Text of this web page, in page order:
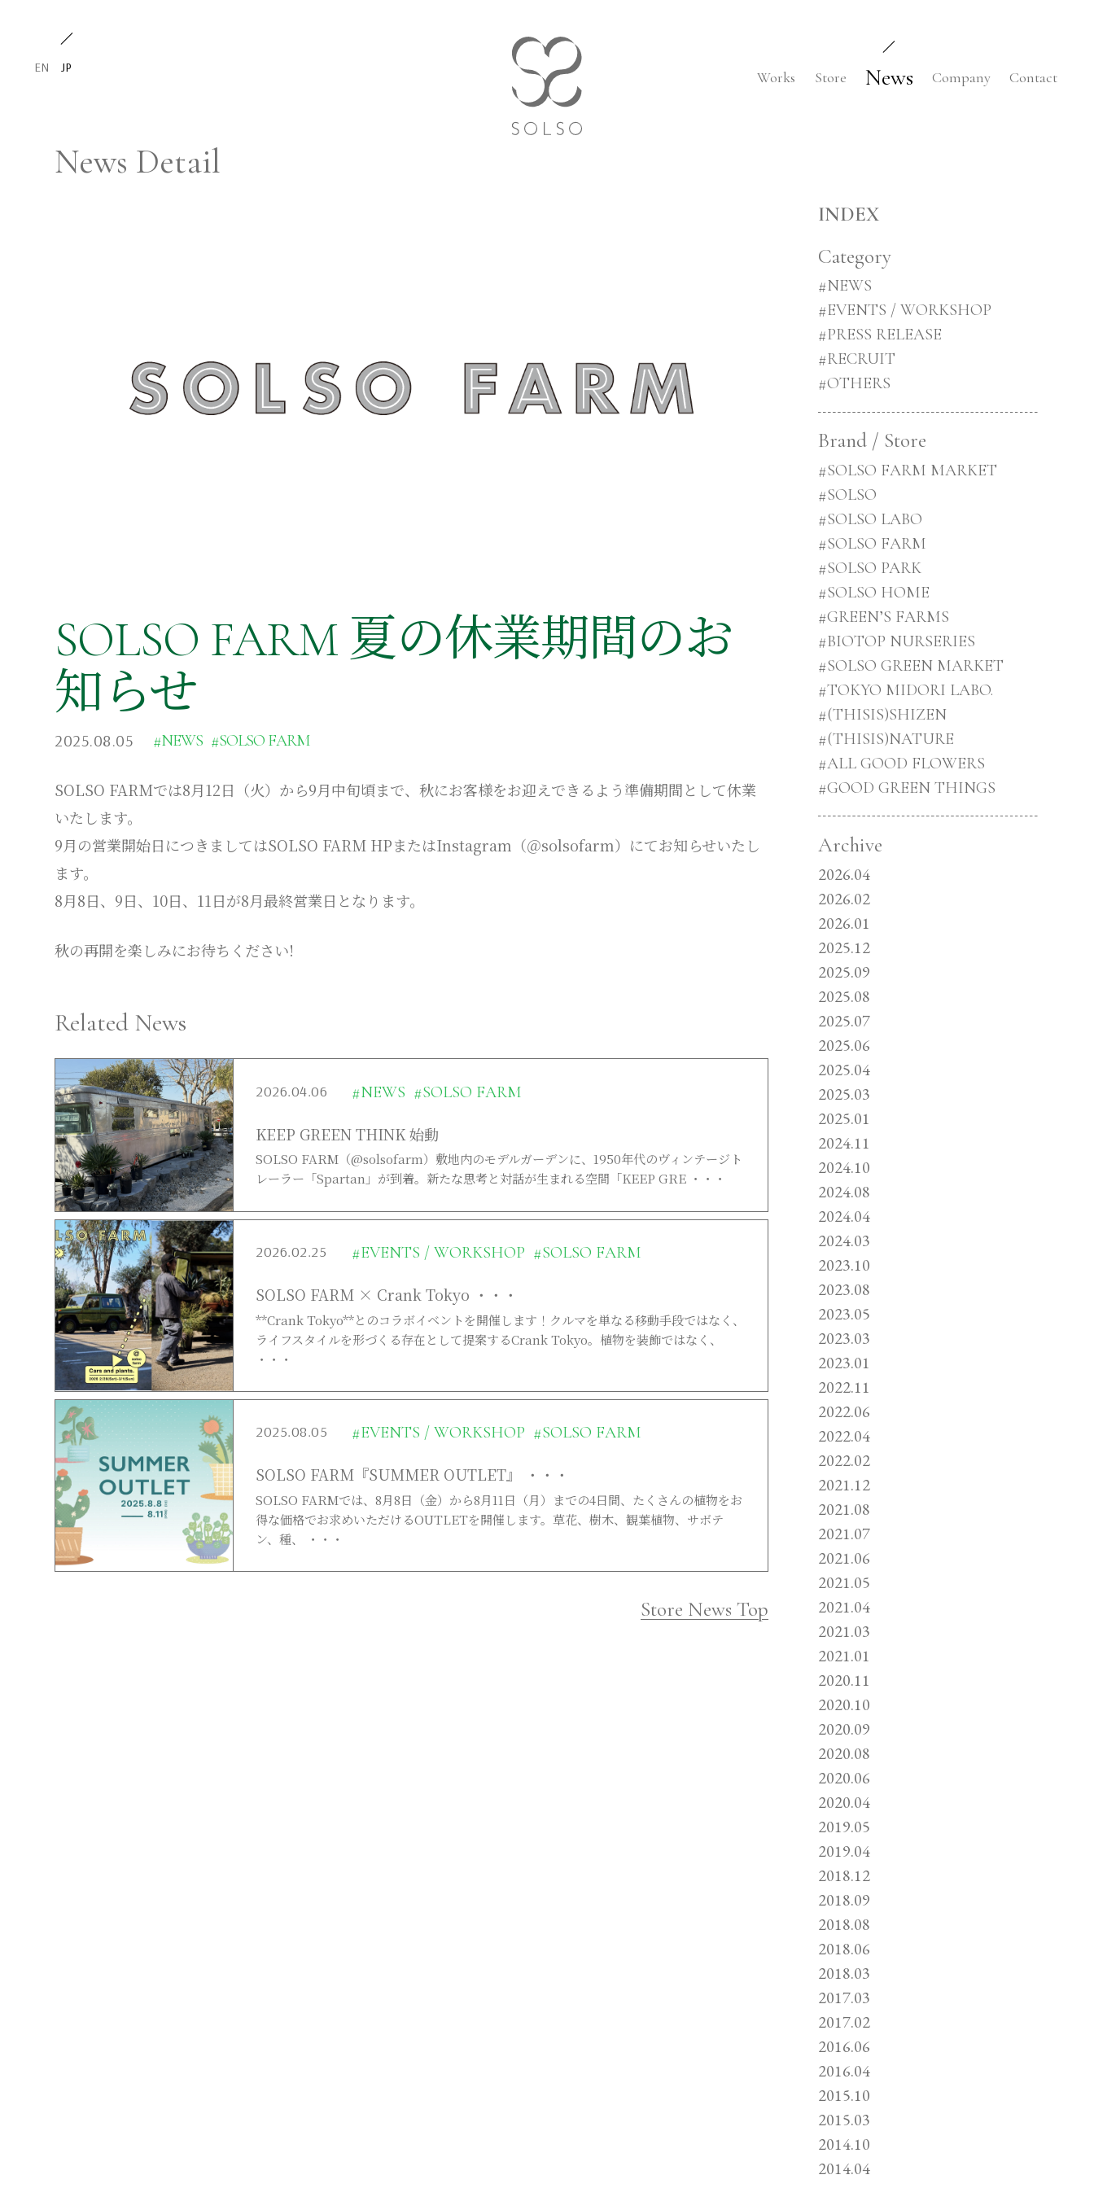
EN JP
Works Store News Company Contact
News Detail
SOLSO FARM 夏の休業期間のお
知らせ
2025.08.05 #NEWS #SOLSO FARM
SOLSO FARMでは8月12日（火）から9月中旬頃まで、秋にお客様をお迎えできるよう準備期間として休業
いたします。
9月の営業開始日につきましてはSOLSO FARM HPまたはInstagram（＠solsofarm）にてお知らせいたし
ます。
8月8日、9日、10日、11日が8月最終営業日となります。
秋の再開を楽しみにお待ちください!
Related News
2026.04.06 #NEWS #SOLSO FARM
KEEP GREEN THINK 始動
SOLSO FARM（@solsofarm）敷地内のモデルガーデンに、1950年代のヴィンテージト
レーラー「Spartan」が到着。新たな思考と対話が生まれる空間「KEEP GRE ・・・
2026.02.25 #EVENTS / WORKSHOP #SOLSO FARM
SOLSO FARM × Crank Tokyo ・・・
**Crank Tokyo**とのコラボイベントを開催します！クルマを単なる移動手段ではなく、
ライフスタイルを形づくる存在として提案するCrank Tokyo。植物を装飾ではなく、
・・・
2025.08.05 #EVENTS / WORKSHOP #SOLSO FARM
SOLSO FARM『SUMMER OUTLET』 ・・・
SOLSO FARMでは、8月8日（金）から8月11日（月）までの4日間、たくさんの植物をお
得な価格でお求めいただけるOUTLETを開催します。草花、樹木、観葉植物、サボテ
ン、種、 ・・・
Store News Top
INDEX
Category
#NEWS
#EVENTS / WORKSHOP
#PRESS RELEASE
#RECRUIT
#OTHERS
Brand / Store
#SOLSO FARM MARKET
#SOLSO
#SOLSO LABO
#SOLSO FARM
#SOLSO PARK
#SOLSO HOME
#GREEN’S FARMS
#BIOTOP NURSERIES
#SOLSO GREEN MARKET
#TOKYO MIDORI LABO.
#(THISIS)SHIZEN
#(THISIS)NATURE
#ALL GOOD FLOWERS
#GOOD GREEN THINGS
Archive
2026.04
2026.02
2026.01
2025.12
2025.09
2025.08
2025.07
2025.06
2025.04
2025.03
2025.01
2024.11
2024.10
2024.08
2024.04
2024.03
2023.10
2023.08
2023.05
2023.03
2023.01
2022.11
2022.06
2022.04
2022.02
2021.12
2021.08
2021.07
2021.06
2021.05
2021.04
2021.03
2021.01
2020.11
2020.10
2020.09
2020.08
2020.06
2020.04
2019.05
2019.04
2018.12
2018.09
2018.08
2018.06
2018.03
2017.03
2017.02
2016.06
2016.04
2015.10
2015.03
2014.10
2014.04